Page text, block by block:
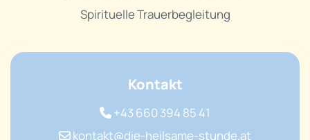
Spirituelle Trauerbegleitung
Kontakt
 +43 660 394 85 41
 kontakt@die-heilsame-stunde.at